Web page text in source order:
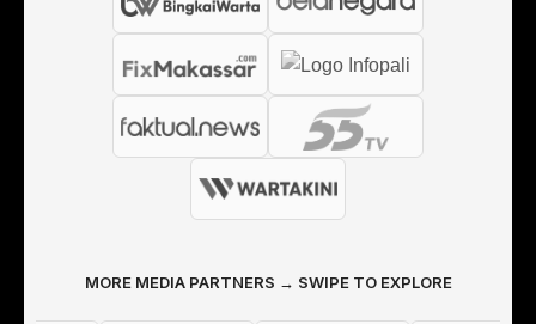
MORE MEDIA PARTNERS → SWIPE TO EXPLORE